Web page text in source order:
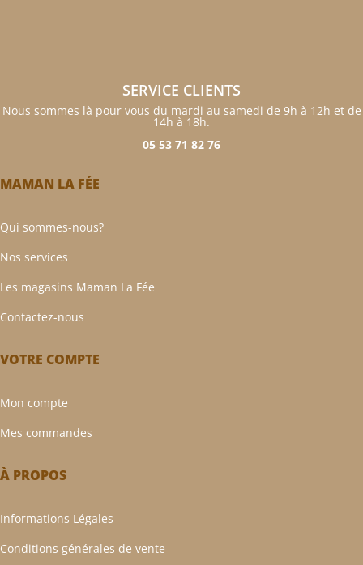
SERVICE CLIENTS
Nous sommes là pour vous du mardi au samedi de 9h à 12h et de
14h à 18h.
05 53 71 82 76
MAMAN LA FÉE
Qui sommes-nous?
Nos services
Les magasins Maman La Fée
Contactez-nous
VOTRE COMPTE
Mon compte
Mes commandes
À PROPOS
Informations Légales
Conditions générales de vente